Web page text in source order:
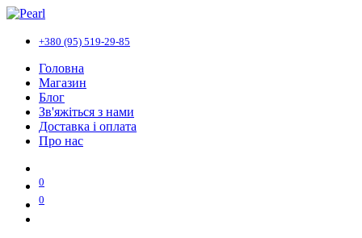
+380 (95) 519-29-85
Головна
Магазин
Блог
Зв'яжіться з нами
Доставка і оплата
Про нас
0
0